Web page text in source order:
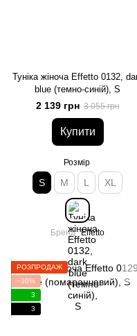
Туніка жіноча Effetto 0132,
blue (темно-синій), S
2 139 грн 3 055 грн
Купити
Розмір
S M L XL
Бренд Effetto
РОЗПРОДАЖ
−30%
3
3